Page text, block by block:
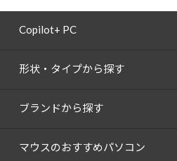
Copilot+ PC
形状・タイプから探す
ブランドから探す
マウスのおすすめパソコン